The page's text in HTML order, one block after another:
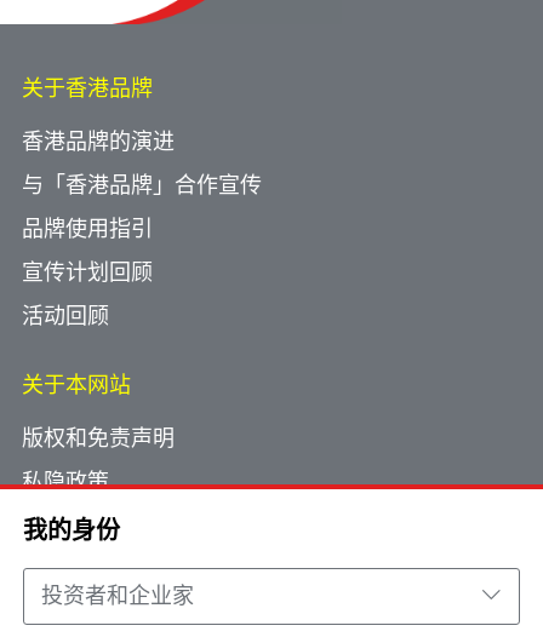
我的身份
投资者和企业家
关于香港品牌
香港品牌的演进
与「香港品牌」合作宣传
品牌使用指引
宣传计划回顾
活动回顾
关于本网站
版权和免责声明
私隐政策
使用小型文字档案
网页指南
联络我们